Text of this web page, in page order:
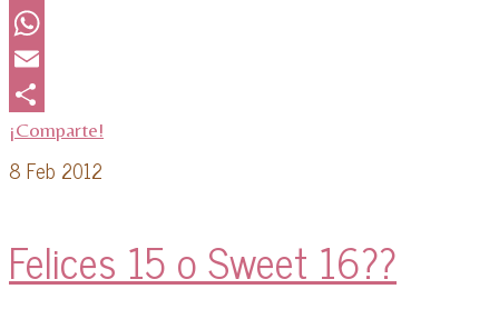
Twitter
WhatsApp
Email
¡Comparte!
8 Feb 2012
Felices 15 o Sweet 16??